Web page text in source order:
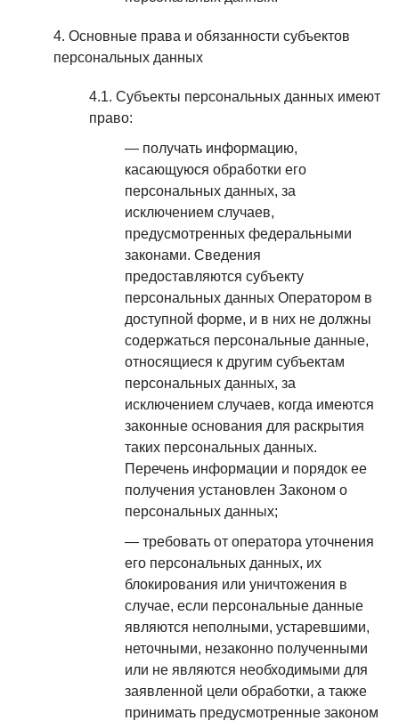
Основные права и обязанности субъектов
персональных данных
Субъекты персональных данных имеют
право:
получать информацию,
касающуюся обработки его
персональных данных, за
исключением случаев,
предусмотренных федеральными
законами. Сведения
предоставляются субъекту
персональных данных Оператором в
доступной форме, и в них не должны
содержаться персональные данные,
относящиеся к другим субъектам
персональных данных, за
исключением случаев, когда имеются
законные основания для раскрытия
таких персональных данных.
Перечень информации и порядок ее
получения установлен Законом о
персональных данных;
требовать от оператора уточнения
его персональных данных, их
блокирования или уничтожения в
случае, если персональные данные
являются неполными, устаревшими,
неточными, незаконно полученными
или не являются необходимыми для
заявленной цели обработки, а также
принимать предусмотренные законом